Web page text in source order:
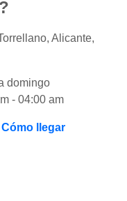
Alicante,
domingo
- 04:00 am
Cómo llegar